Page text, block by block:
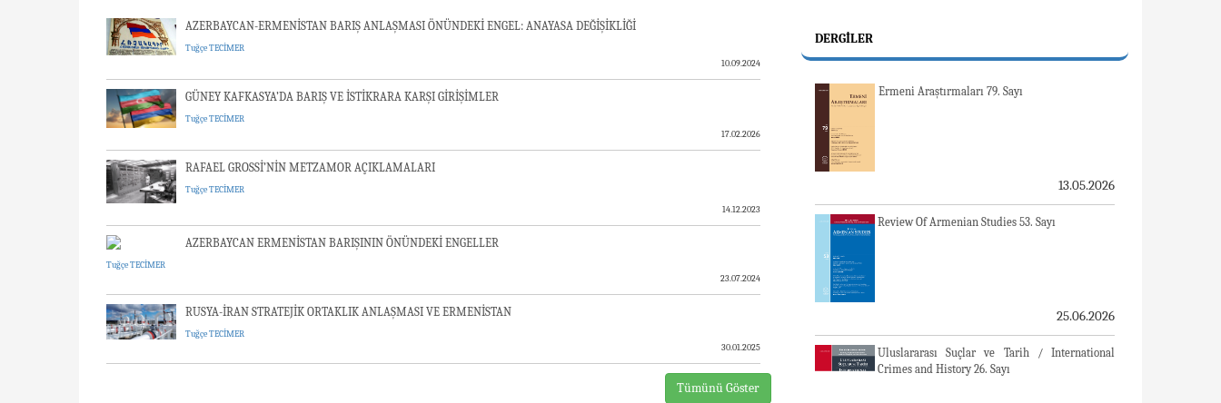
AZERBAYCAN-ERMENİSTAN BARIŞ ANLAŞMASI ÖNÜNDEKİ ENGEL: ANAYASA DEĞİŞİKLİĞİ
Tuğçe TECİMER
10.09.2024
GÜNEY KAFKASYA’DA BARIŞ VE İSTİKRARA KARŞI GİRİŞİMLER
Tuğçe TECİMER
17.02.2026
RAFAEL GROSSİ’NİN METZAMOR AÇIKLAMALARI
Tuğçe TECİMER
14.12.2023
AZERBAYCAN ERMENİSTAN BARIŞININ ÖNÜNDEKİ ENGELLER
Tuğçe TECİMER
23.07.2024
RUSYA-İRAN STRATEJİK ORTAKLIK ANLAŞMASI VE ERMENİSTAN
Tuğçe TECİMER
30.01.2025
Tümünü Göster
DERGILER
Ermeni Araştırmaları 79. Sayı
13.05.2026
Review Of Armenian Studies 53. Sayı
25.06.2026
Uluslararası Suçlar ve Tarih / International
Crimes and History 26. Sayı